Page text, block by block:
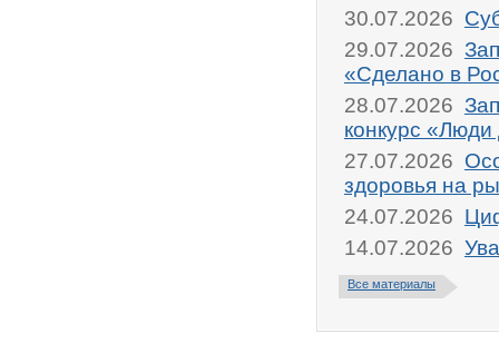
30.07.2026
29.07.2026
«Сделано в
28.07.2026
конкурс
27.07.2026
здоровья на
24.07.2026
14.07.2026
Все материалы